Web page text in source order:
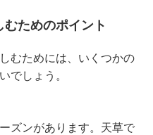
ためのポイント
むためには、いくつかの
でしょう。
ズンがあります。天草で